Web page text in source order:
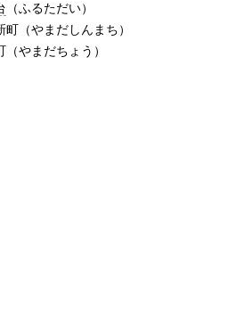
（ふるただい）
町（やまだしんまち）
（やまだちょう）